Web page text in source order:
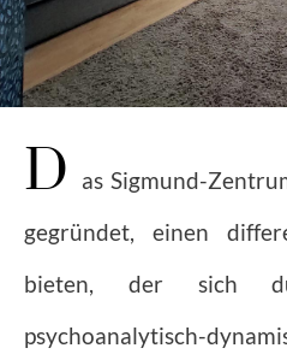
D
as Sigmund-
gegründet, einen
bieten, der sich
psychoanalytisch-